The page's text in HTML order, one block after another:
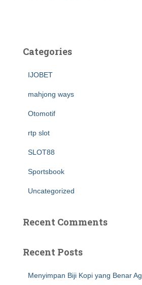
Categories
IJOBET
mahjong ways
Otomotif
rtp slot
SLOT88
Sportsbook
Uncategorized
Recent Comments
Recent Posts
Menyimpan Biji Kopi yang Benar